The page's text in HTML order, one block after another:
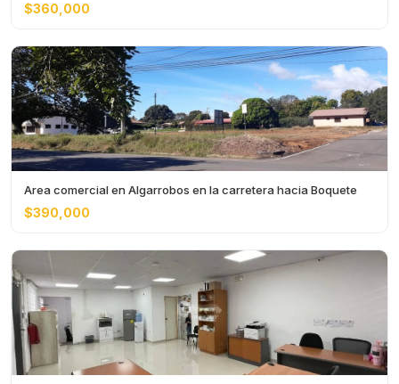
$360,000
Area comercial en Algarrobos en la carretera hacia Boquete
$390,000